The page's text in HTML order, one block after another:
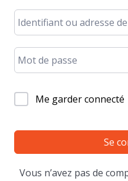
Me garder connecté
Se
Vous n’avez pas de